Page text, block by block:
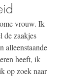
vrouw. Ik
de zaakjes
alleenstaande
heeft, ik
op zoek naar